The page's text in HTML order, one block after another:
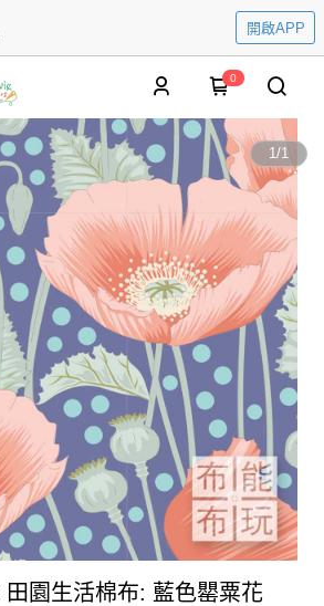
開啟APP
0
1/1
園生活棉布: 藍色罌粟花